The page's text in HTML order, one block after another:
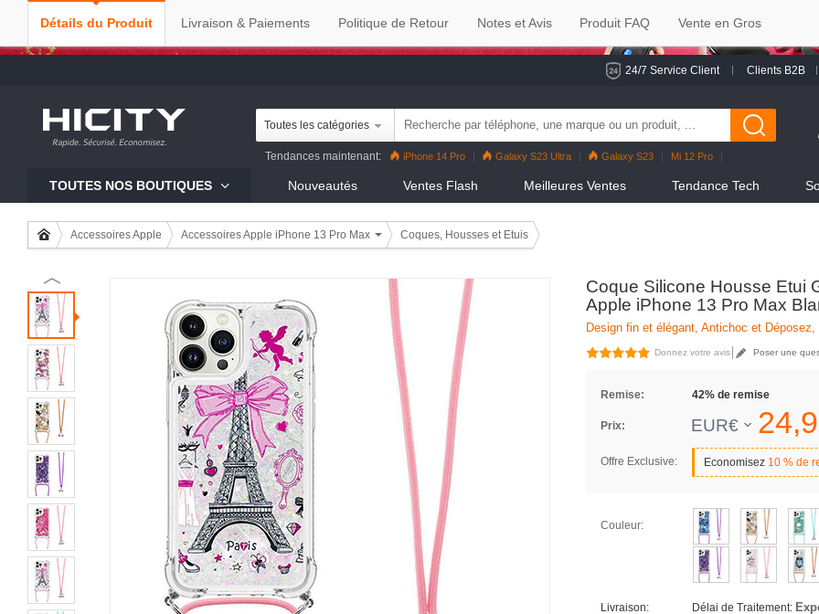
24/7 Service Client Clients B2B
Toutes les catégories
Tendances maintenant: iPhone 14 Pro Galaxy S23 Ultra Galaxy S23
Mi 12 Pro
TOUTES NOS BOUTIQUES Nouveautés Ventes Flash Meilleures Ventes Tendance Tech
Accessoires Apple Accessoires Apple iPhone 13 Pro Max Coques, Housses et Etuis
Coque Silicone Housse Etui
Apple iPhone 13 Pro Max
Design fin et élégant, Antichoc et
Donnez votre avis Poser une
Remise: 42% de remise
Prix: EUR€ 24,
Offre Exclusive: Economisez 10 % de
Couleur:
Livraison: Délai de Traitement:
Détails du Produit Livraison & Paiements Politique de Retour Notes et Avis Produit FAQ Vente en Gros